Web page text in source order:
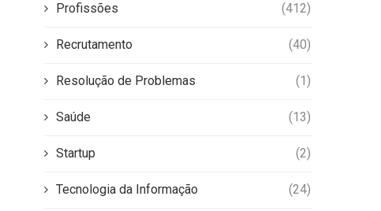
Profissões (412)
Recrutamento (40)
Resolução de Problemas (1)
Saúde (13)
Startup (2)
Tecnologia da Informação (24)